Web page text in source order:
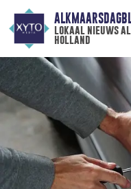
lokaal nieuws
holland